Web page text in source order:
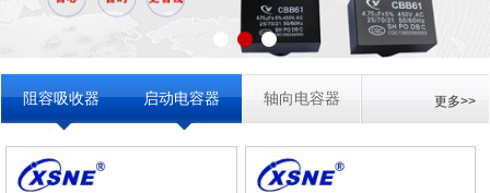
阻容吸收器 启动电容器 轴向电容器 更多>>